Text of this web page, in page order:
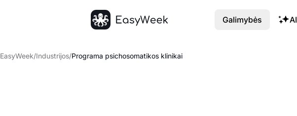
EasyWeek/Industrijos/Programa psichosomatikos klinikai
Galimybės AI